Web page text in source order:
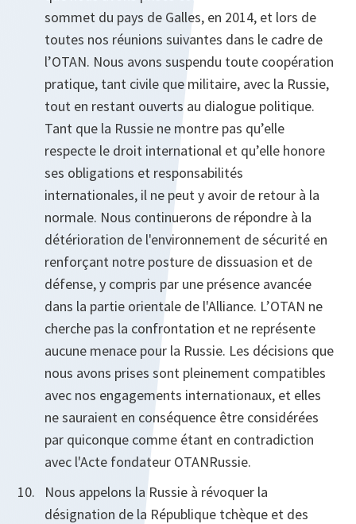
sommet du pays de Galles, en 2014, et lors de
toutes nos réunions suivantes dans le cadre de
l’OTAN. Nous avons suspendu toute coopération
pratique, tant civile que militaire, avec la Russie,
tout en restant ouverts au dialogue politique.
Tant que la Russie ne montre pas qu’elle
respecte le droit international et qu’elle honore
ses obligations et responsabilités
internationales, il ne peut y avoir de retour à la
normale. Nous continuerons de répondre à la
détérioration de l'environnement de sécurité en
renforçant notre posture de dissuasion et de
défense, y compris par une présence avancée
dans la partie orientale de l'Alliance. L’OTAN ne
cherche pas la confrontation et ne représente
aucune menace pour la Russie. Les décisions que
nous avons prises sont pleinement compatibles
avec nos engagements internationaux, et elles
ne sauraient en conséquence être considérées
par quiconque comme étant en contradiction
avec l'Acte fondateur OTAN­Russie.
Nous appelons la Russie à révoquer la
désignation de la République tchèque et des